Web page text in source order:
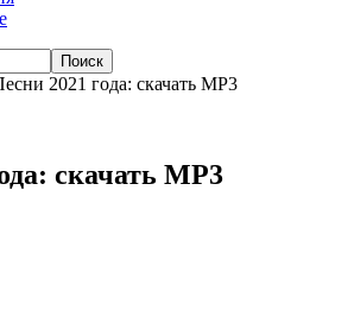
2021 года: скачать МР3
скачать МР3